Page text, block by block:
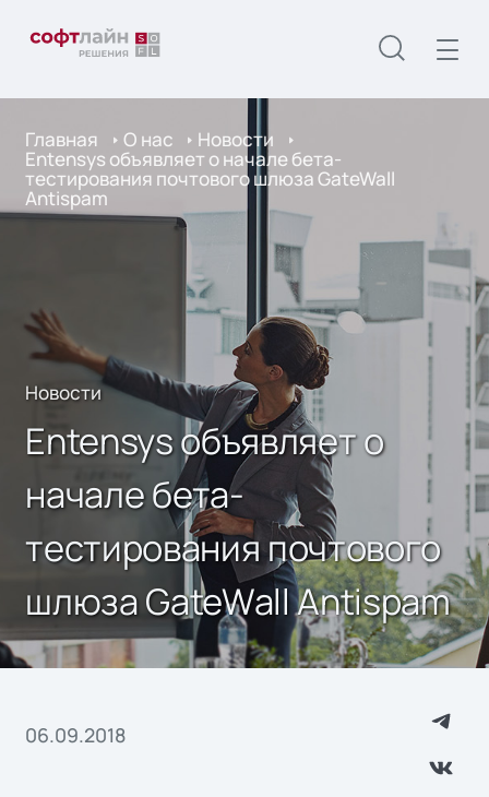
Главная О нас Новости
Entensys объявляет о начале бета-
тестирования почтового шлюза GateWall
Antispam
Новости
Entensys объявляет о
начале бета-
тестирования почтового
шлюза GateWall Antispam
06.09.2018